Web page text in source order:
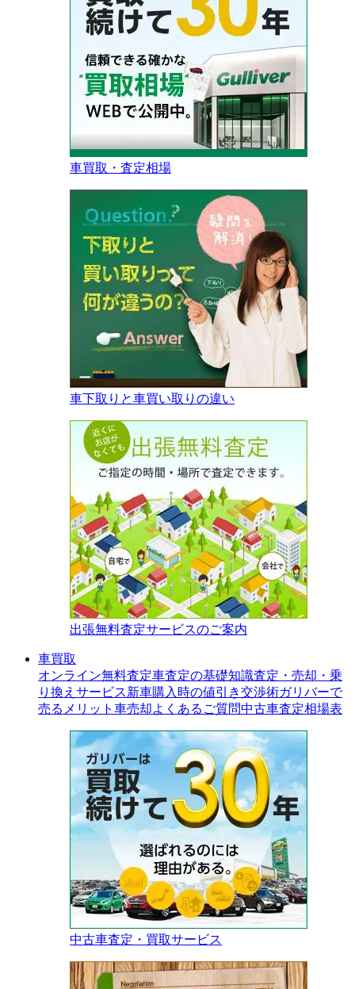
車買取・査定相場
車下取りと車買い取りの違い
出張無料査定サービスのご案内
車買取
オンライン無料査定車査定の基礎知識査定・売却・乗
り換えサービス新車購入時の値引き交渉術ガリバーで
売るメリット 車売却よくあるご質問中古車査定相場表
中古車査定・買取サービス